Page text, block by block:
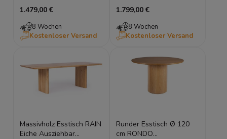
1.479,00 €
8 Wochen
Kostenloser Versand
Ansteckplatten Holztisch
1.799,00 €
8 Wochen
Kostenloser Versand
Massivholz Esstisch RAIN
Eiche Ausziehbar
Runder Esstisch Ø 120
cm RONDO